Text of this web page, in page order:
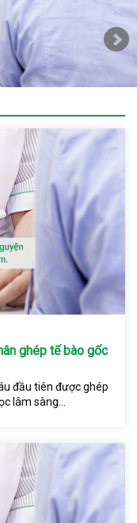
ghép tế bào gốc
đầu tiên được ghép
lâm sàng...